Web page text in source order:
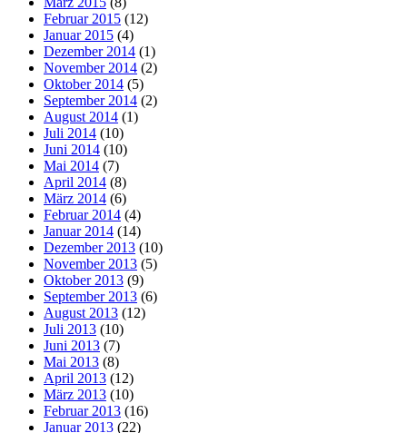
Februar 2015 (12)
Januar 2015 (4)
Dezember 2014 (1)
November 2014 (2)
Oktober 2014 (5)
September 2014 (2)
August 2014 (1)
Juli 2014 (10)
Juni 2014 (10)
Mai 2014 (7)
April 2014 (8)
März 2014 (6)
Februar 2014 (4)
Januar 2014 (14)
Dezember 2013 (10)
November 2013 (5)
Oktober 2013 (9)
September 2013 (6)
August 2013 (12)
Juli 2013 (10)
Juni 2013 (7)
Mai 2013 (8)
April 2013 (12)
März 2013 (10)
Februar 2013 (16)
Januar 2013 (22)